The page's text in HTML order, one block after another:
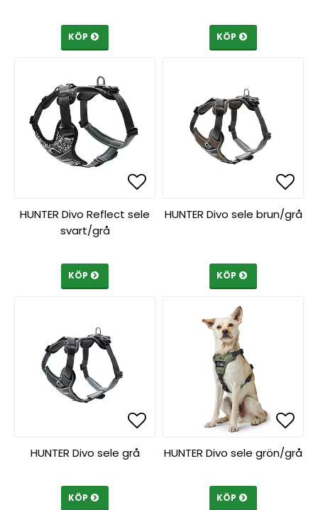
KÖP KÖP
Lägg till i
Lägg till i
HUNTER Divo Reflect sele
svart/grå
KÖP
HUNTER Divo sele brun/grå
KÖP
Lägg till i
Lägg till i
HUNTER Divo sele grå
KÖP
HUNTER Divo sele grön/grå
KÖP